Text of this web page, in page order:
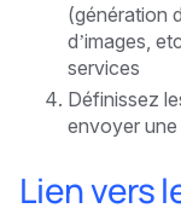
(génération
d’images,
services
Définissez
envoyer une
Lien vers